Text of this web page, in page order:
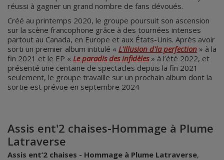
réussi à gagner un grand nombre de fans dévoués.
Créé au printemps 2020, le groupe poursuit son ascension
sur la scène francophone grâce à des tournées intenses
partout au Canada, en Europe et aux États-Unis. Après avoir
sorti un premier album intitulé « L'Illusion d'la perfection » à la
fin 2021 et le EP « Le paradis des infidèles» à l’été 2022, et
présenté une centaine de spectacles depuis la fin 2021
seulement, le groupe travaille sur un prochain album dont la
sortie est prévue en septembre 2024
Assis ent'2 chaises-Hommage à Plume
Latraverse
Assis ent’2 chaises - Hommage à Plume Latraverse,